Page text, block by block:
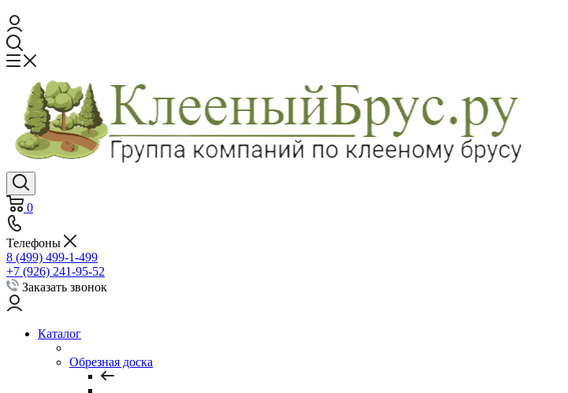
0
Телефоны
8 (499) 499-1-499
+7 (926) 241-95-52
Заказать звонок
Каталог
Обрезная доска